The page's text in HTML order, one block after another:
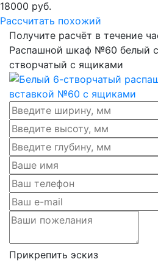
18000 руб.
Рассчитать похожий
Получите расчёт в течение
Распашной шкаф №60 белый
створчатый с ящиками
Прикрепить эскиз